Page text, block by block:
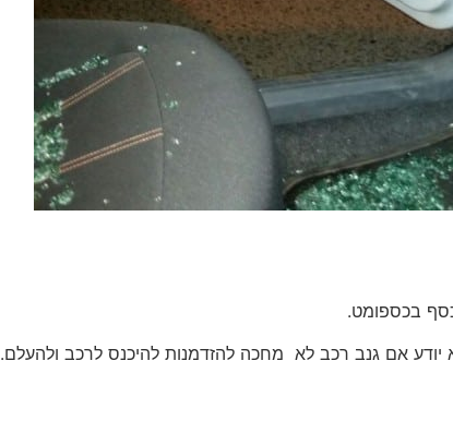
בכספומט.
אם גנב רכב לא מחכה להזדמנות להיכנס לרכב ולהעלם.